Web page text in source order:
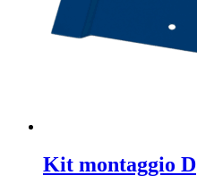
Kit montaggio D